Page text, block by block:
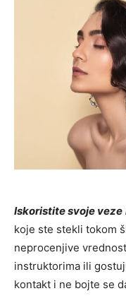
Iskoristite svoje veze
koje ste stekli tokom
neprocenjive
instruktorima ili
kontakt i ne bojte se